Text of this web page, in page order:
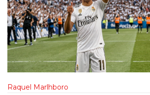
Raquel Marlhboro